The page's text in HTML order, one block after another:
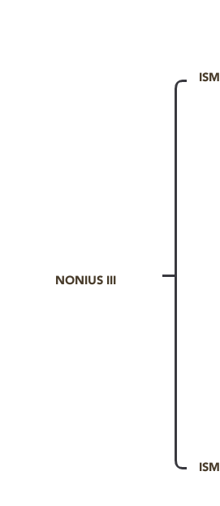
NONIUS III